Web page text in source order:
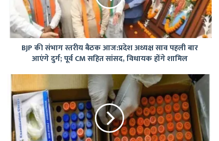
आज:प्रदेश
अध्यक्ष
साव
पहली
पूर्व
सहित
सांसद,
विधायक
होंगे
शामिल
BJP की संभाग स्तरीय बैठक आज:प्रदेश अध्यक्ष साव पहली बार
आएंगे दुर्ग; पूर्व CM सहित सांसद, विधायक होंगे शामिल
सीपीआरआई
क्षेत्रीय
परीक्षण
प्रयोगशाला
स्थापित